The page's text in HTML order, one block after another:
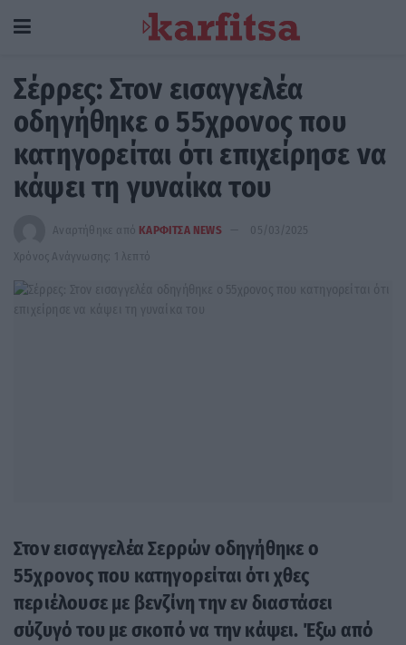
Σέρρες: Στον εισαγγελέα
οδηγήθηκε ο 55χρονος που
κατηγορείται ότι επιχείρησε να
κάψει τη γυναίκα του
Αναρτήθηκε από ΚΑΡΦΙΤΣΑ NEWS
05/03/2025
Χρόνος Ανάγνωσης: 1 λεπτό
Στον εισαγγελέα Σερρών οδηγήθηκε ο
55χρονος που κατηγορείται ότι χθες
περιέλουσε με βενζίνη την εν διαστάσει
σύζυγό του με σκοπό να την κάψει. Έξω από